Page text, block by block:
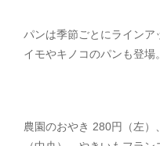
パンは季節ごとにラインア
イモやキノコのパンも登場。
農園のおやき 280円（左）